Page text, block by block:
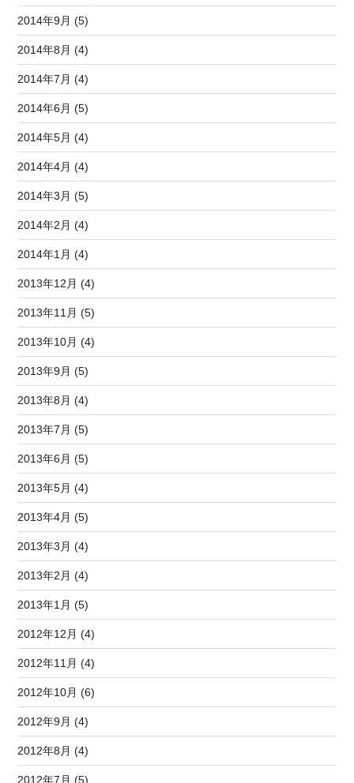
2014年9月 (5)
2014年8月 (4)
2014年7月 (4)
2014年6月 (5)
2014年5月 (4)
2014年4月 (4)
2014年3月 (5)
2014年2月 (4)
2014年1月 (4)
2013年12月 (4)
2013年11月 (5)
2013年10月 (4)
2013年9月 (5)
2013年8月 (4)
2013年7月 (5)
2013年6月 (5)
2013年5月 (4)
2013年4月 (5)
2013年3月 (4)
2013年2月 (4)
2013年1月 (5)
2012年12月 (4)
2012年11月 (4)
2012年10月 (6)
2012年9月 (4)
2012年8月 (4)
2012年7月 (5)